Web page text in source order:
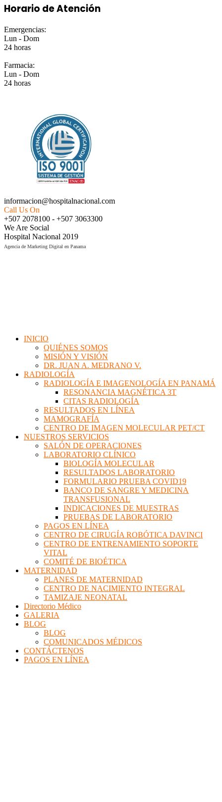
Horario de Atención
Emergencias:
Lun - Dom
24 horas
Farmacia:
Lun - Dom
24 horas
informacion@hospitalnacional.com
Call Us On
+507 2078100 - +507 3063300
We Are Social
Hospital Nacional 2019
Agencia de Marketing Digital en Panama
INICIO
QUIÉNES SOMOS
MISIÓN Y VISIÓN
DR. JUAN A. MEDRANO V.
RADIOLOGÍA
RADIOLOGÍA E IMAGENOLOGÍA EN PANAMÁ
RESONANCIA MAGNÉTICA 3T
CITAS RADIOLOGÍA
RESULTADOS EN LÍNEA
MAMOGRAFÍA
CENTRO DE IMAGEN MOLECULAR PET/CT
NUESTROS SERVICIOS
SALÓN DE OPERACIONES
LABORATORIO CLÍNICO
BIOLOGÍA MOLECULAR
RESULTADOS LABORATORIO
FORMULARIO PRUEBA COVID19
BANCO DE SANGRE Y MEDICINA
TRANSFUSIONAL
INDICACIONES DE MUESTRAS
PRUEBAS DE LABORATORIO
PAGOS EN LÍNEA
CENTRO DE CIRUGÍA ROBÓTICA DAVINCI
CENTRO DE ENTRENAMIENTO SOPORTE
VITAL
COMITÉ DE BIOÉTICA
MATERNIDAD
PLANES DE MATERNIDAD
CENTRO DE NACIMIENTO INTEGRAL
TAMIZAJE NEONATAL
Directorio Médico
GALERIA
BLOG
BLOG
COMUNICADOS MÉDICOS
CONTÁCTENOS
PAGOS EN LÍNEA